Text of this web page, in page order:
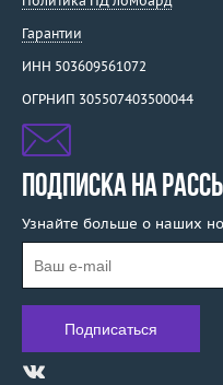
Гарантии
ИНН 503609561072
ОГРНИП 305507403500044
ПОДПИСКА НА
Узнайте больше о наших